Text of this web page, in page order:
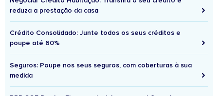
reduza a prestação da casa
Crédito Consolidado: Junte todos os seus créditos e
poupe até 60%
Seguros: Poupe nos seus seguros, com coberturas à sua
medida